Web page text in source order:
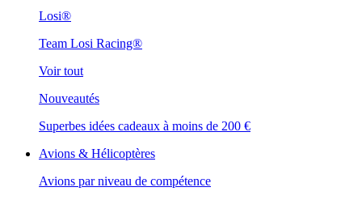
Losi®
Team Losi Racing®
Voir tout
Nouveautés
Superbes idées cadeaux à moins de 200 €
Avions & Hélicoptères
Avions par niveau de compétence